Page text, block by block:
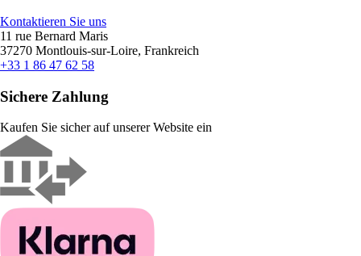
Kontaktieren Sie uns
11 rue Bernard Maris
37270 Montlouis-sur-Loire, Frankreich
+33 1 86 47 62 58
Sichere Zahlung
Kaufen Sie sicher auf unserer Website ein